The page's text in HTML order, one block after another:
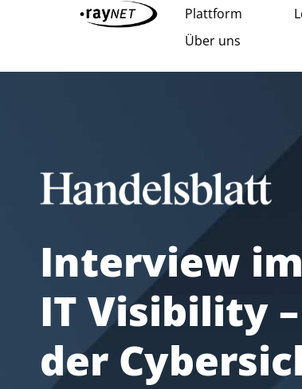
Plattform
Über uns
Interview
IT Visibility
der